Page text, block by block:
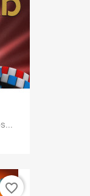
favorite_border